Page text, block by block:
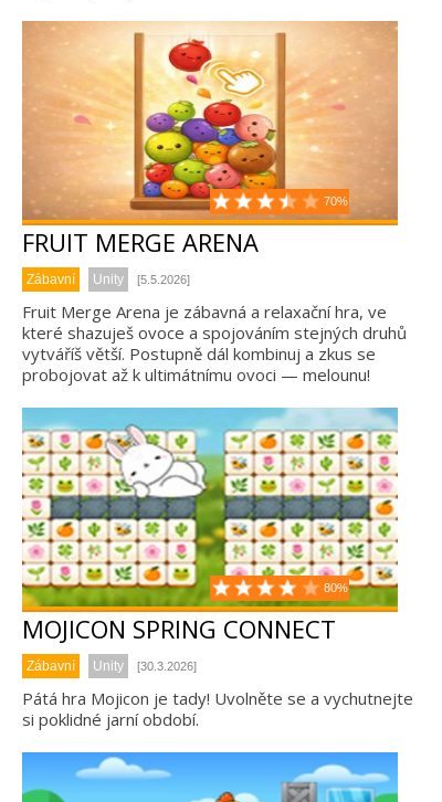
70%
FRUIT MERGE ARENA
Zábavní Unity [5.5.2026]
Fruit Merge Arena je zábavná a relaxační hra, ve
které shazuješ ovoce a spojováním stejných druhů
vytváříš větší. Postupně dál kombinuj a zkus se
probojovat až k ultimátnímu ovoci — melounu!
80%
MOJICON SPRING CONNECT
Zábavní Unity [30.3.2026]
Pátá hra Mojicon je tady! Uvolněte se a vychutnejte
si poklidné jarní období.